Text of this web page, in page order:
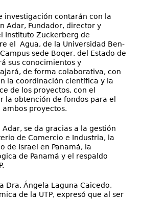
investigación contarán con la
Adar, Fundador, director y
Instituto Zuckerberg de
el Agua, de la Universidad Ben-
sede Boqer, del Estado de
sus conocimientos y
de forma colaborativa, con
la coordinación científica y la
de los proyectos, con el
la obtención de fondos para el
proyectos.
Adar, se da gracias a la gestión
de Comercio e Industria, la
de Israel en Panamá, la
de Panamá y el respaldo
Dra. Ángela Laguna Caicedo,
de la UTP, expresó que al ser